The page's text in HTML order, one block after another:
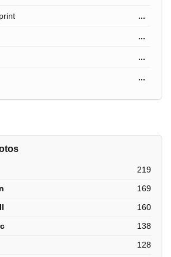
...
...
...
...
219
169
160
138
128